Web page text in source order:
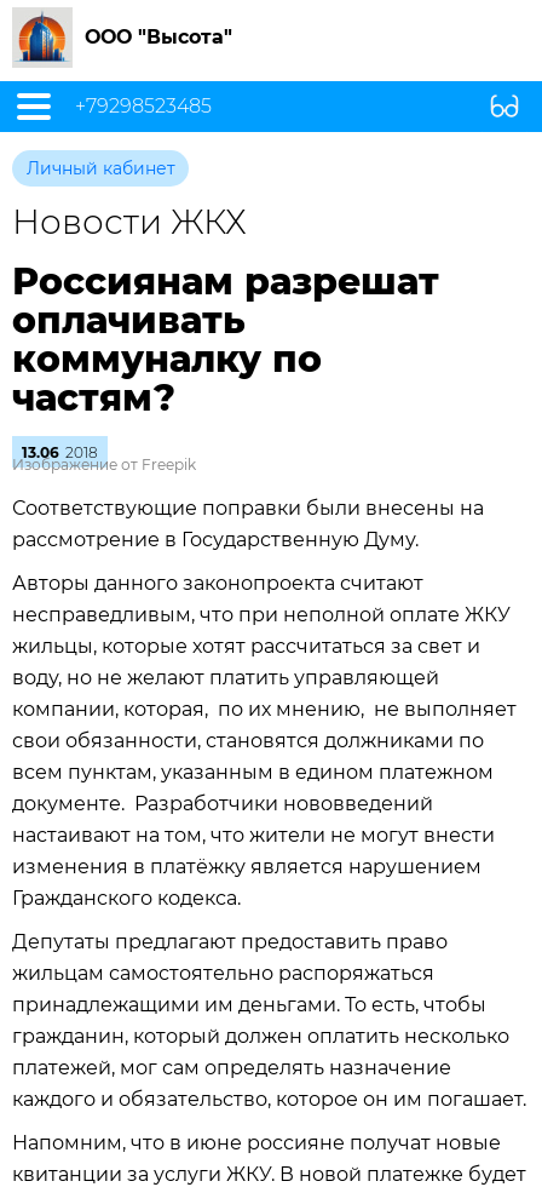
ООО "Высота"
+79298523485
Личный кабинет
Новости ЖКХ
Россиянам разрешат
оплачивать
коммуналку по
частям?
13.06 2018
Изображение от Freepik
Соответствующие поправки были внесены на
рассмотрение в Государственную Думу.
Авторы данного законопроекта считают
несправедливым, что при неполной оплате ЖКУ
жильцы, которые хотят рассчитаться за свет и
воду, но не желают платить управляющей
компании, которая, по их мнению, не выполняет
свои обязанности, становятся должниками по
всем пунктам, указанным в едином платежном
документе. Разработчики нововведений
настаивают на том, что жители не могут внести
изменения в платёжку является нарушением
Гражданского кодекса.
Депутаты предлагают предоставить право
жильцам самостоятельно распоряжаться
принадлежащими им деньгами. То есть, чтобы
гражданин, который должен оплатить несколько
платежей, мог сам определять назначение
каждого и обязательство, которое он им погашает.
Напомним, что в июне россияне получат новые
квитанции за услуги ЖКУ. В новой платежке будет